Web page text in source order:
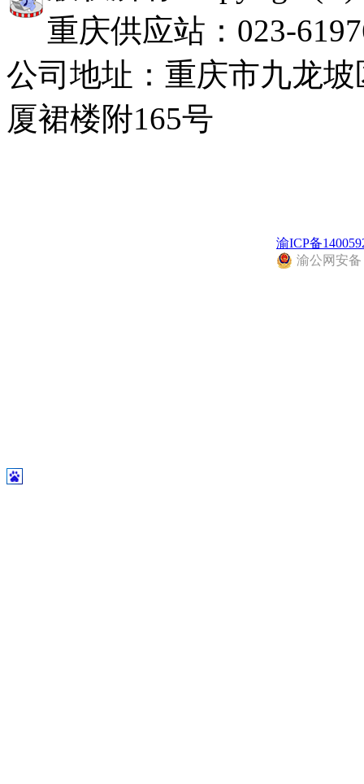
重庆供应站：023-
公司地址：重庆市九龙
厦裙楼附165号
渝ICP备
渝公网安备